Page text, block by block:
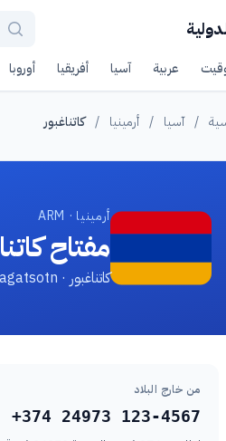
عربية آسيا أفريقيا أوروبا
/ آسيا / أرمينيا / كاتناغبور
أرمينيا · ARM
مفتاح
كاتناغبور · Katnaghbyur, Aragatsotn
من خارج البلاد
+374 24973 123-4567